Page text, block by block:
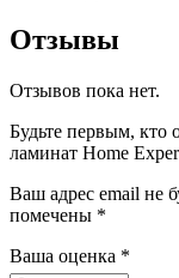
Отзывы
Отзывов пока нет.
Будьте первым, кто
ламинат Home
Ваш адрес email не
помечены *
Ваша оценка *